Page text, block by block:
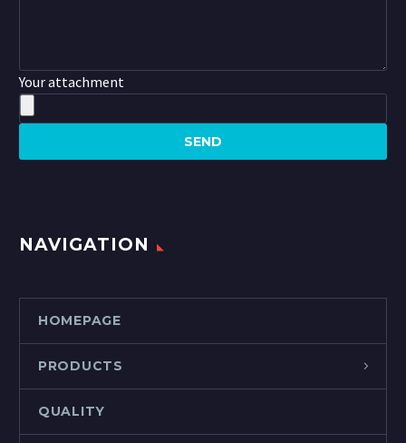
Your attachment
NAVIGATION
HOMEPAGE
PRODUCTS
QUALITY